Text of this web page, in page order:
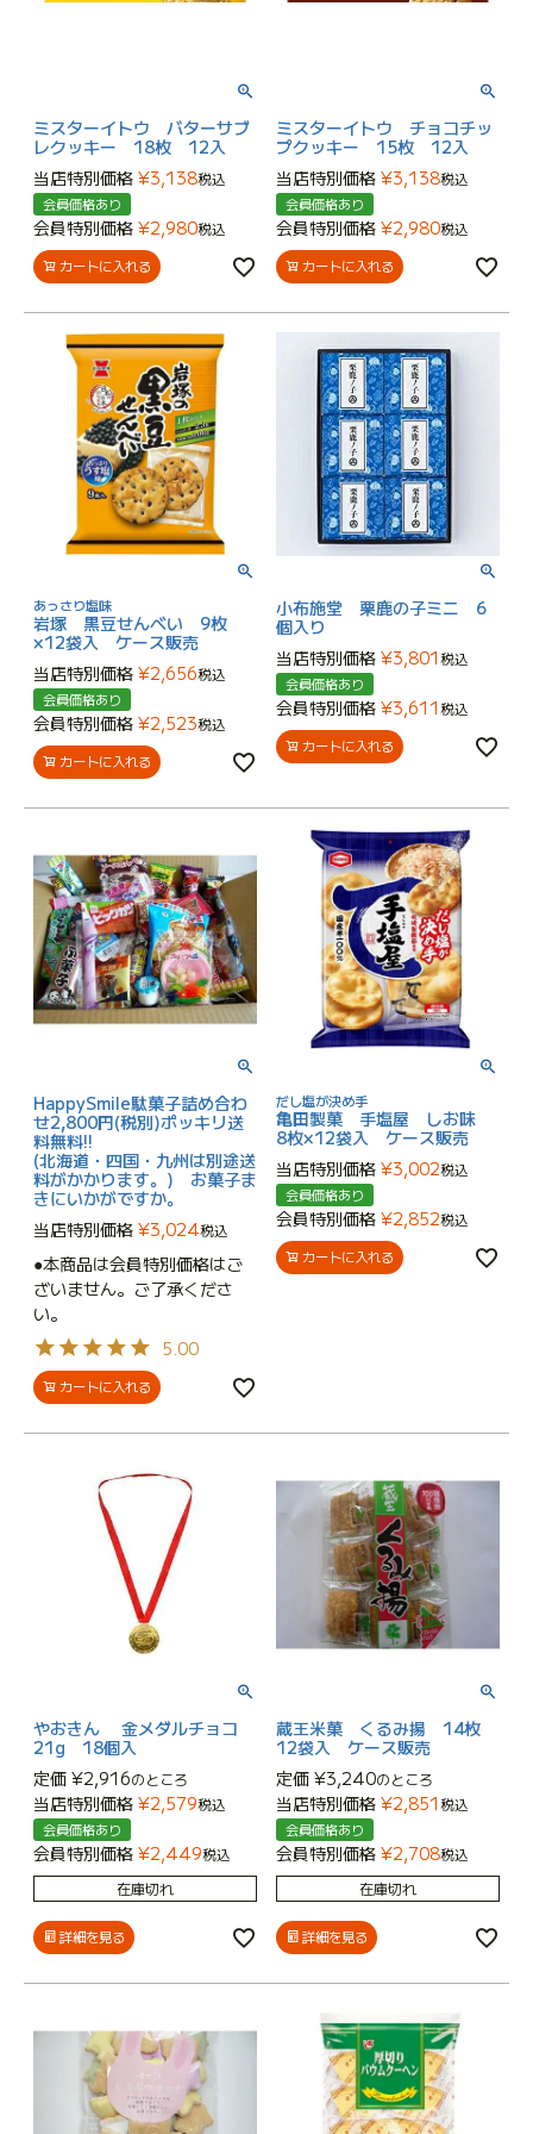
ミスターイトウ バターサブ
レクッキー 18枚 12入
当店特別価格 ¥3,138税込
会員価格あり
会員特別価格 ¥2,980税込
カートに入れる
ミスターイトウ チョコチッ
プクッキー 15枚 12入
当店特別価格 ¥3,138税込
会員価格あり
会員特別価格 ¥2,980税込
カートに入れる
あっさり塩味
岩塚 黒豆せんべい 9枚
×12袋入 ケース販売
当店特別価格 ¥2,656税込
会員価格あり
会員特別価格 ¥2,523税込
カートに入れる
小布施堂 栗鹿の子ミニ 6
個入り
当店特別価格 ¥3,801税込
会員価格あり
会員特別価格 ¥3,611税込
カートに入れる
HappySmile駄菓子詰め合わ
せ2,800円(税別)ポッキリ送
料無料!!
(北海道・四国・九州は別途送
料がかかります。) お菓子ま
きにいかがですか。
当店特別価格 ¥3,024税込
●本商品は会員特別価格はご
ざいません。ご了承くださ
い。
5.00
カートに入れる
だし塩が決め手
亀田製菓 手塩屋 しお味
8枚×12袋入 ケース販売
当店特別価格 ¥3,002税込
会員価格あり
会員特別価格 ¥2,852税込
カートに入れる
やおきん 金メダルチョコ
21g 18個入
定価 ¥2,916のところ
当店特別価格 ¥2,579税込
会員価格あり
会員特別価格 ¥2,449税込
在庫切れ
詳細を見る
蔵王米菓 くるみ揚 14枚
12袋入 ケース販売
定価 ¥3,240のところ
当店特別価格 ¥2,851税込
会員価格あり
会員特別価格 ¥2,708税込
在庫切れ
詳細を見る